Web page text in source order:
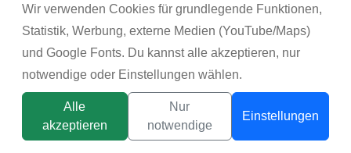
Wir verwenden Cookies für grundlegende Funktionen,
Statistik, Werbung, externe Medien (YouTube/Maps)
und Google Fonts. Du kannst alle akzeptieren, nur
notwendige oder Einstellungen wählen.
Alle
akzeptieren
Nur
notwendige
Einstellungen
gasförmigen Brennstoffen kommt meist einBrennerzum
Einsatz.
Schadfeuer